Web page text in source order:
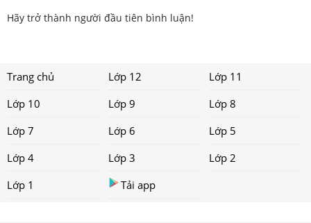
Hãy trở thành người đầu tiên bình luận!
Trang chủ Lớp 12
Lớp 11
Lớp 10
Lớp 9
Lớp 8
Lớp 7
Lớp 6
Lớp 5
Lớp 4
Lớp 3
Lớp 2
Lớp 1
Tải app